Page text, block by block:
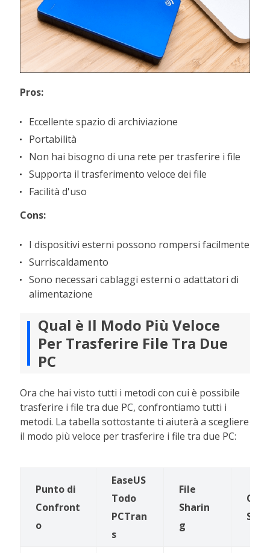
Pros:
Eccellente spazio di archiviazione
Portabilità
Non hai bisogno di una rete per trasferire i file
Supporta il trasferimento veloce dei file
Facilità d'uso
Cons:
I dispositivi esterni possono rompersi facilmente
Surriscaldamento
Sono necessari cablaggi esterni o adattatori di
alimentazione
Qual è Il Modo Più Veloce
Per Trasferire File Tra Due
PC
Ora che hai visto tutti i metodi con cui è possibile
trasferire i file tra due PC, confrontiamo tutti i
metodi. La tabella sottostante ti aiuterà a scegliere
il modo più veloce per trasferire i file tra due PC:
Punto di
Confront
o
EaseUS
Todo
PCTran
s
File
Sharin
g